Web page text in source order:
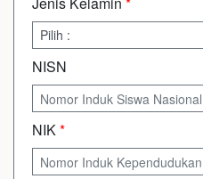
NISN
NIK*